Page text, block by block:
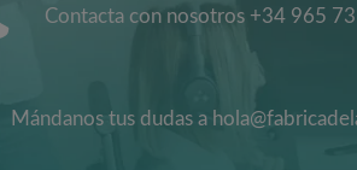
Contacta con nosotros +34 965
Mándanos tus dudas a